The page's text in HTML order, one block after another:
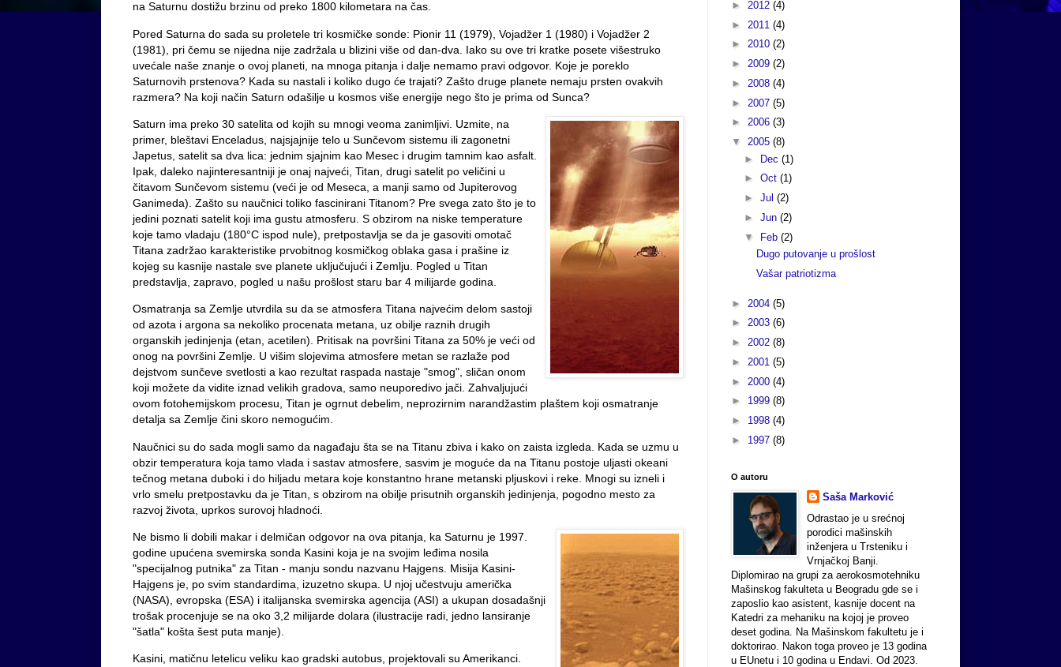
na Saturnu dostižu brzinu od preko 1800 kilometara na čas.
Pored Saturna do sada su proletele tri kosmičke sonde: Pionir 11 (1979), Vojadžer 1 (1980) i Vojadžer 2
(1981), pri čemu se nijedna nije zadržala u blizini više od dan-dva. Iako su ove tri kratke posete višestruko
uvećale naše znanje o ovoj planeti, na mnoga pitanja i dalje nemamo pravi odgovor. Koje je poreklo
Saturnovih prstenova? Kada su nastali i koliko dugo će trajati? Zašto druge planete nemaju prsten ovakvih
razmera? Na koji način Saturn odašilje u kosmos više energije nego što je prima od Sunca?
Saturn ima preko 30 satelita od kojih su mnogi veoma zanimljivi. Uzmite, na
primer, bleštavi Enceladus, najsjajnije telo u Sunčevom sistemu ili zagonetni
Japetus, satelit sa dva lica: jednim sjajnim kao Mesec i drugim tamnim kao asfalt.
Ipak, daleko najinteresantniji je onaj najveći, Titan, drugi satelit po veličini u
čitavom Sunčevom sistemu (veći je od Meseca, a manji samo od Jupiterovog
Ganimeda). Zašto su naučnici toliko fascinirani Titanom? Pre svega zato što je to
jedini poznati satelit koji ima gustu atmosferu. S obzirom na niske temperature
koje tamo vladaju (180°C ispod nule), pretpostavlja se da je gasoviti omotač
Titana zadržao karakteristike prvobitnog kosmičkog oblaka gasa i prašine iz
kojeg su kasnije nastale sve planete uključujući i Zemlju. Pogled u Titan
predstavlja, zapravo, pogled u našu prošlost staru bar 4 milijarde godina.
Osmatranja sa Zemlje utvrdila su da se atmosfera Titana najvećim delom sastoji
od azota i argona sa nekoliko procenata metana, uz obilje raznih drugih
organskih jedinjenja (etan, acetilen). Pritisak na površini Titana za 50% je veći od
onog na površini Zemlje. U višim slojevima atmosfere metan se razlaže pod
dejstvom sunčeve svetlosti a kao rezultat raspada nastaje "smog", sličan onom
koji možete da vidite iznad velikih gradova, samo neuporedivo jači. Zahvaljujući
ovom fotohemijskom procesu, Titan je ogrnut debelim, neprozirnim narandžastim plaštem koji osmatranje
detalja sa Zemlje čini skoro nemogućim.
Naučnici su do sada mogli samo da nagađaju šta se na Titanu zbiva i kako on zaista izgleda. Kada se uzmu u
obzir temperatura koja tamo vlada i sastav atmosfere, sasvim je moguće da na Titanu postoje uljasti okeani
tečnog metana duboki i do hiljadu metara koje konstantno hrane metanski pljuskovi i reke. Mnogi su izneli i
vrlo smelu pretpostavku da je Titan, s obzirom na obilje prisutnih organskih jedinjenja, pogodno mesto za
razvoj života, uprkos surovoj hladnoći.
Ne bismo li dobili makar i delmičan odgovor na ova pitanja, ka Saturnu je 1997.
godine upućena svemirska sonda Kasini koja je na svojim leđima nosila
"specijalnog putnika" za Titan - manju sondu nazvanu Hajgens. Misija Kasini-
Hajgens je, po svim standardima, izuzetno skupa. U njoj učestvuju američka
(NASA), evropska (ESA) i italijanska svemirska agencija (ASI) a ukupan dosadašnji
trošak procenjuje se na oko 3,2 milijarde dolara (ilustracije radi, jedno lansiranje
"šatla" košta šest puta manje).
Kasini, matičnu letelicu veliku kao gradski autobus, projektovali su Amerikanci.
► 2012 (4)
► 2011 (4)
► 2010 (2)
► 2009 (2)
► 2008 (4)
► 2007 (5)
► 2006 (3)
▼ 2005 (8)
► Dec (1)
► Oct (1)
► Jul (2)
► Jun (2)
▼ Feb (2)
Dugo putovanje u prošlost
Vašar patriotizma
► 2004 (5)
► 2003 (6)
► 2002 (8)
► 2001 (5)
► 2000 (4)
► 1999 (8)
► 1998 (4)
► 1997 (8)
O autoru
Saša Marković
Odrastao je u srećnoj
porodici mašinskih
inženjera u Trsteniku i
Vrnjačkoj Banji.
Diplomirao na grupi za aerokosmotehniku
Mašinskog fakulteta u Beogradu gde se i
zaposlio kao asistent, kasnije docent na
Katedri za mehaniku na kojoj je proveo
deset godina. Na Mašinskom fakultetu je i
doktorirao. Nakon toga proveo je 13 godina
u EUnetu i 10 godina u Endavi. Od 2023.